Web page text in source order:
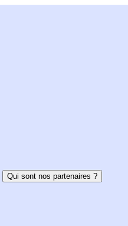
Qui sont nos partenaires ?